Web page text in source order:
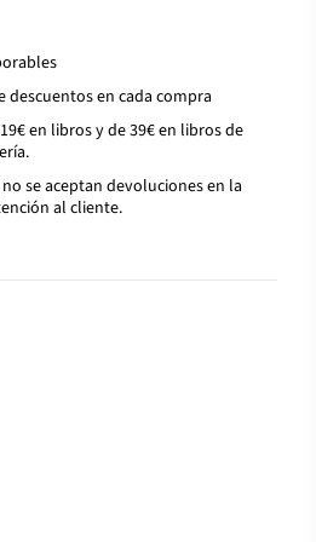
descuentos en cada compra
en libros y de 39€ en libros de
se aceptan devoluciones en la
al cliente.